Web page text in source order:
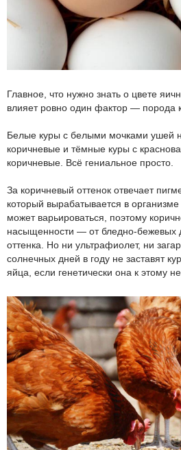
Главное, что нужно знать о цвете
влияет ровно один фактор — порода
Белые куры с белыми мочками ушей
коричневые и тёмные куры с
коричневые. Всё гениальное просто.
За коричневый оттенок отвечает
который вырабатывается в
может варьироваться, поэтому
насыщенности — от бледно-бежевых
оттенка. Но ни ультрафиолет, ни
солнечных дней в году не заставят
яйца, если генетически она к этому